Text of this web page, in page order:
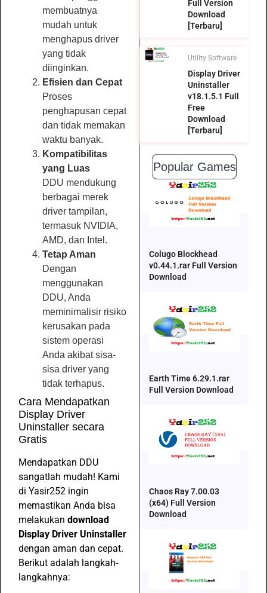
membuatnya
mudah untuk
menghapus driver
yang tidak
diinginkan.
Efisien dan Cepat
Proses
penghapusan cepat
dan tidak memakan
waktu banyak.
Kompatibilitas
yang Luas
DDU mendukung
berbagai merek
driver tampilan,
termasuk NVIDIA,
AMD, dan Intel.
Tetap Aman
Dengan
menggunakan
DDU, Anda
meminimalisir risiko
kerusakan pada
sistem operasi
Anda akibat sisa-
sisa driver yang
tidak terhapus.
Cara Mendapatkan
Display Driver
Uninstaller secara
Gratis
Mendapatkan DDU
sangatlah mudah! Kami
di Yasir252 ingin
memastikan Anda bisa
melakukan download
Display Driver Uninstaller
dengan aman dan cepat.
Berikut adalah langkah-
langkahnya:
Full Version
Download
[Terbaru]
Utility Software
Display Driver
Uninstaller
v18.1.5.1 Full
Free
Download
[Terbaru]
Popular Games
Colugo Blockhead
v0.44.1.rar Full Version
Download
Earth Time 6.29.1.rar
Full Version Download
Chaos Ray 7.00.03
(x64) Full Version
Download